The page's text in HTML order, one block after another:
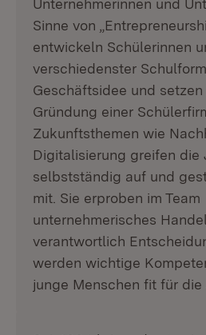
Unternehmerinnen und
Sinne von
entwickeln Schülerinnen
verschiedenster
Geschäftsidee und
Gründung einer
Zukunftsthemen wie
Digitalisierung greifen die
selbstständig auf und
mit. Sie erproben im Team
unternehmerisches
verantwortlich
werden wichtige
junge Menschen fit für die